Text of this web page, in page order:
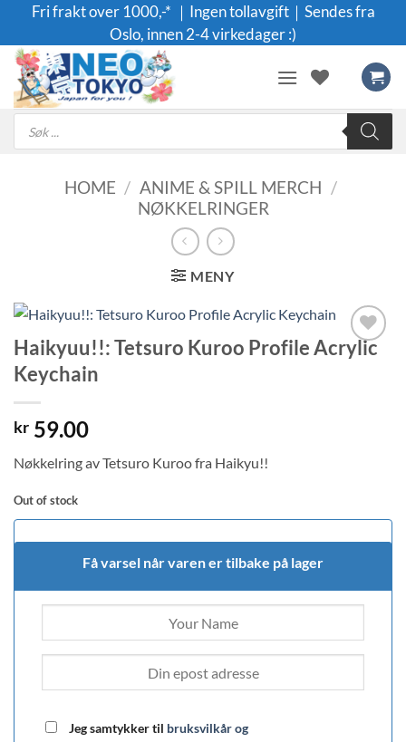
content
Fri frakt over 1000,-* ｜Ingen tollavgift｜Sendes fra
Oslo, innen 2-4 virkedager :)
Products
search
HOME / ANIME & SPILL MERCH /
NØKKELRINGER
MENY
Legg til i
Haikyuu!!: Tetsuro Kuroo Profile Acrylic
Keychain
kr 59.00
Nøkkelring av Tetsuro Kuroo fra Haikyu!!
Out of stock
Få varsel når varen er tilbake på lager
Jeg samtykker til bruksvilkår og